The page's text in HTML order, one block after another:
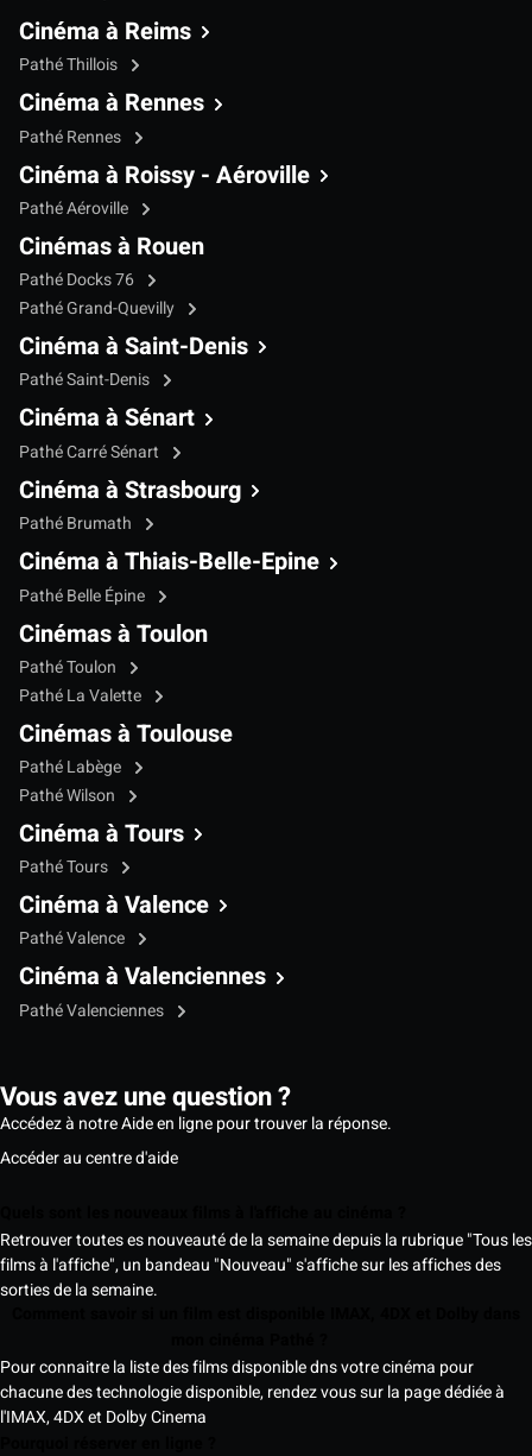
Cinéma à Reims
Pathé Thillois
Cinéma à Rennes
Pathé Rennes
Cinéma à Roissy - Aéroville
Pathé Aéroville
Cinémas à Rouen
Pathé Docks 76
Pathé Grand-Quevilly
Cinéma à Saint-Denis
Pathé Saint-Denis
Cinéma à Sénart
Pathé Carré Sénart
Cinéma à Strasbourg
Pathé Brumath
Cinéma à Thiais-Belle-Epine
Pathé Belle Épine
Cinémas à Toulon
Pathé Toulon
Pathé La Valette
Cinémas à Toulouse
Pathé Labège
Pathé Wilson
Cinéma à Tours
Pathé Tours
Cinéma à Valence
Pathé Valence
Cinéma à Valenciennes
Pathé Valenciennes
Vous avez une question ?
Accédez à notre Aide en ligne pour trouver la réponse.
Accéder au centre d'aide
Retrouver toutes es nouveauté de la semaine depuis la rubrique "Tous les
films à l'affiche", un bandeau "Nouveau" s'affiche sur les affiches des
sorties de la semaine.
Pour connaitre la liste des films disponible dns votre cinéma pour
chacune des technologie disponible, rendez vous sur la page dédiée à
l'IMAX, 4DX et Dolby Cinema